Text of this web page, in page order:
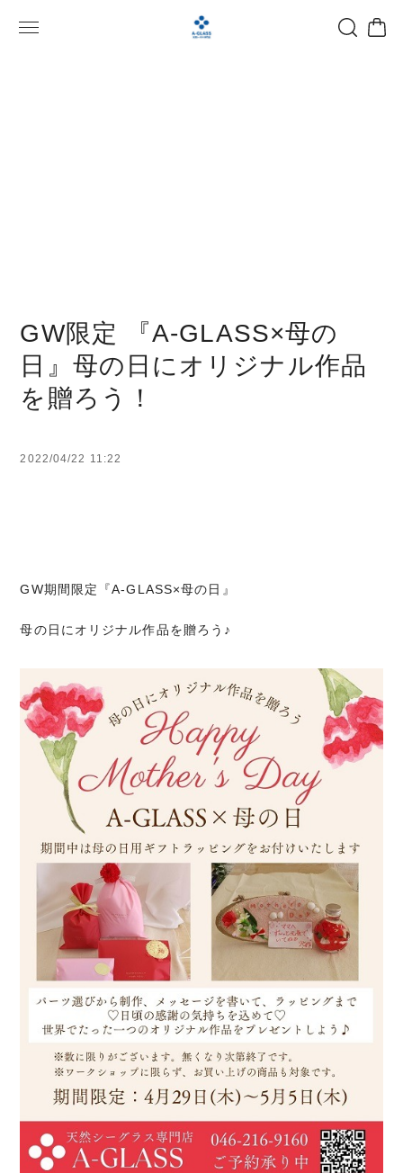
GW限定 『A-GLASS×母の
日』母の日にオリジナル作品
を贈ろう！
2022/04/22 11:22
GW期間限定『A-GLASS×母の日』
母の日にオリジナル作品を贈ろう♪